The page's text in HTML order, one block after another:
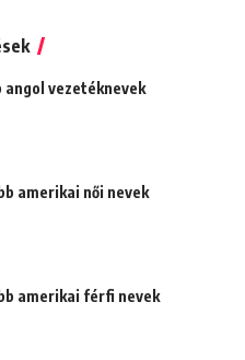
angol vezetéknevek
amerikai női nevek
amerikai férfi nevek